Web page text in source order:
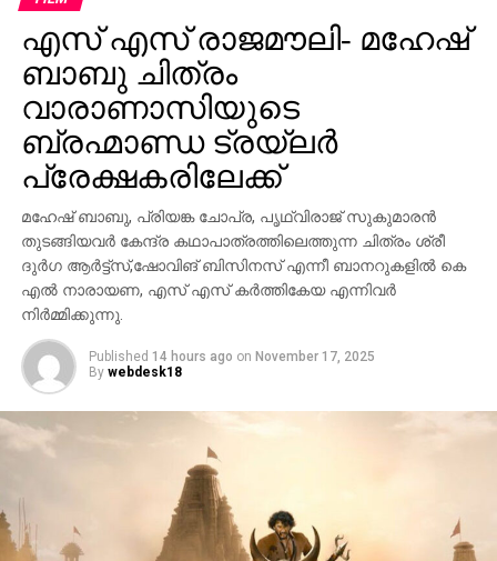
എസ് എസ് രാജമൗലി- മഹേഷ്
ബാബു ചിത്രം
വാരാണാസിയുടെ
ബ്രഹ്മാണ്ഡ ട്രയ്ലർ
പ്രേക്ഷകരിലേക്ക്
മഹേഷ് ബാബു, പ്രിയങ്ക ചോപ്ര, പൃഥ്വിരാജ് സുകുമാരൻ
തുടങ്ങിയവർ കേന്ദ്ര കഥാപാത്രത്തിലെത്തുന്ന ചിത്രം ശ്രീ
ദുർഗ ആർട്ട്സ്,ഷോവിങ് ബിസിനസ് എന്നീ ബാനറുകളിൽ കെ
എൽ നാരായണ, എസ് എസ് കർത്തികേയ എന്നിവർ
നിർമ്മിക്കുന്നു.
Published 14 hours ago on November 17, 2025
By webdesk18